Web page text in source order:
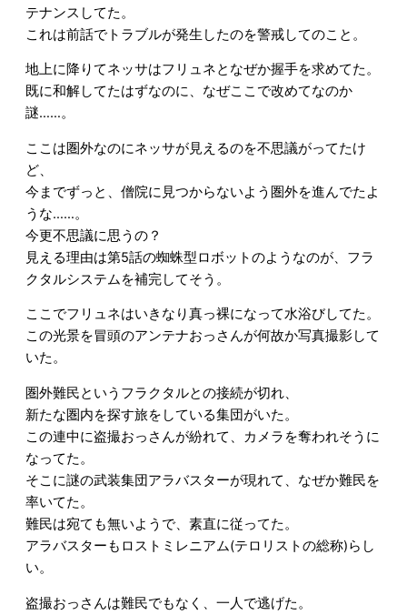
テナンスしてた。
これは前話でトラブルが発生したのを警戒してのこと。
地上に降りてネッサはフリュネとなぜか握手を求めてた。
既に和解してたはずなのに、なぜここで改めてなのか
謎……。
ここは圏外なのにネッサが見えるのを不思議がってたけ
ど、
今までずっと、僧院に見つからないよう圏外を進んでたよ
うな……。
今更不思議に思うの？
見える理由は第5話の蜘蛛型ロボットのようなのが、フラ
クタルシステムを補完してそう。
ここでフリュネはいきなり真っ裸になって水浴びしてた。
この光景を冒頭のアンテナおっさんが何故か写真撮影して
いた。
圏外難民というフラクタルとの接続が切れ、
新たな圏内を探す旅をしている集団がいた。
この連中に盗撮おっさんが紛れて、カメラを奪われそうに
なってた。
そこに謎の武装集団アラバスターが現れて、なぜか難民を
率いてた。
難民は宛ても無いようで、素直に従ってた。
アラバスターもロストミレニアム(テロリストの総称)らし
い。
盗撮おっさんは難民でもなく、一人で逃げた。